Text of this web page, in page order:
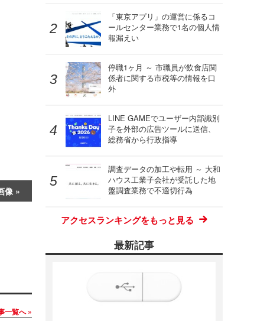
像
一覧へ
「東京アプリ」の運営に係るコ
ールセンター業務で1名の個人情
報漏えい
停職1ヶ月 ～ 市職員が飲食店関
係者に関する市税等の情報を口
外
LINE GAMEでユーザー内部識別
子を外部の広告ツールに送信、
総務省から行政指導
調査データの加工や転用 ～ 大和
ハウス工業子会社が受託した地
盤調査業務で不適切行為
アクセスランキングをもっと見る
最新記事